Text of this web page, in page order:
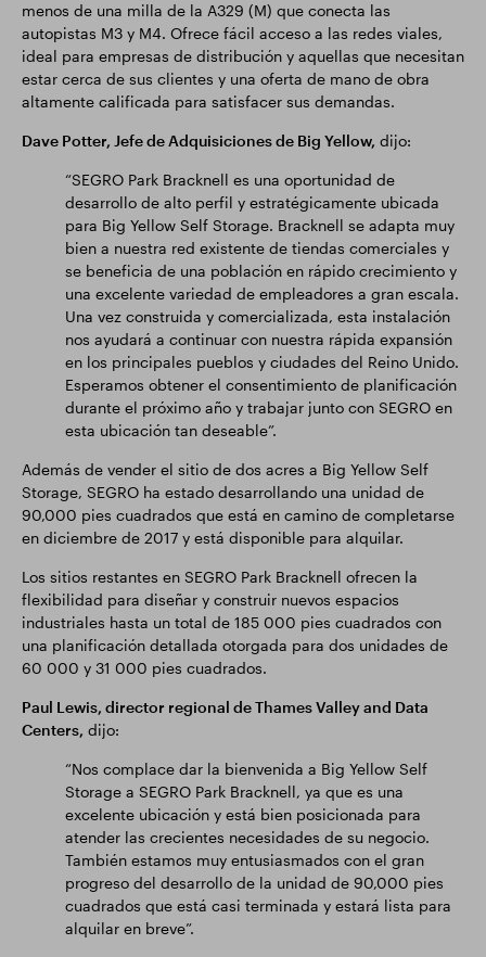
menos de una milla de la A329 (M) que conecta las
autopistas M3 y M4. Ofrece fácil acceso a las redes viales,
ideal para empresas de distribución y aquellas que necesitan
estar cerca de sus clientes y una oferta de mano de obra
altamente calificada para satisfacer sus demandas.
Dave Potter, Jefe de Adquisiciones de Big Yellow, dijo:
“SEGRO Park Bracknell es una oportunidad de
desarrollo de alto perfil y estratégicamente ubicada
para Big Yellow Self Storage. Bracknell se adapta muy
bien a nuestra red existente de tiendas comerciales y
se beneficia de una población en rápido crecimiento y
una excelente variedad de empleadores a gran escala.
Una vez construida y comercializada, esta instalación
nos ayudará a continuar con nuestra rápida expansión
en los principales pueblos y ciudades del Reino Unido.
Esperamos obtener el consentimiento de planificación
durante el próximo año y trabajar junto con SEGRO en
esta ubicación tan deseable”.
Además de vender el sitio de dos acres a Big Yellow Self
Storage, SEGRO ha estado desarrollando una unidad de
90,000 pies cuadrados que está en camino de completarse
en diciembre de 2017 y está disponible para alquilar.
Los sitios restantes en SEGRO Park Bracknell ofrecen la
flexibilidad para diseñar y construir nuevos espacios
industriales hasta un total de 185 000 pies cuadrados con
una planificación detallada otorgada para dos unidades de
60 000 y 31 000 pies cuadrados.
Paul Lewis, director regional de Thames Valley and Data
Centers, dijo:
“Nos complace dar la bienvenida a Big Yellow Self
Storage a SEGRO Park Bracknell, ya que es una
excelente ubicación y está bien posicionada para
atender las crecientes necesidades de su negocio.
También estamos muy entusiasmados con el gran
progreso del desarrollo de la unidad de 90,000 pies
cuadrados que está casi terminada y estará lista para
alquilar en breve”.